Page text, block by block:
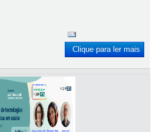
Clique para ler mais